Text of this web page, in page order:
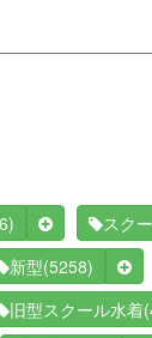
スク
新型(5258)
旧型スクール水着